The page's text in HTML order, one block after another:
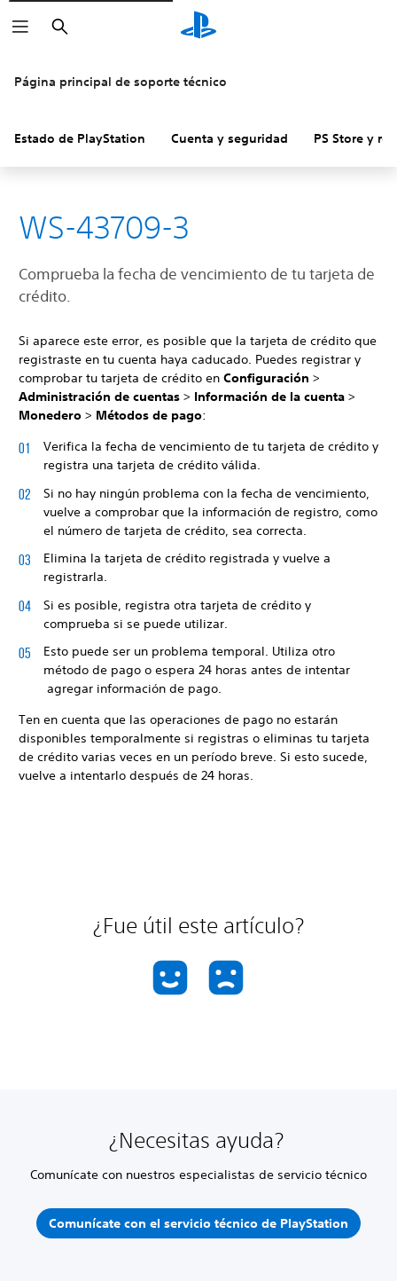
Buscar
Página principal de soporte técnico
Estado de PlayStation Cuenta y seguridad PS Store y
WS-43709-3
Comprueba la fecha de vencimiento de tu tarjeta de
crédito.
Si aparece este error, es posible que la tarjeta de crédito que
registraste en tu cuenta haya caducado. Puedes registrar y
comprobar tu tarjeta de crédito en Configuración >
Administración de cuentas > Información de la cuenta >
Monedero > Métodos de pago:
Verifica la fecha de vencimiento de tu tarjeta de crédito y
registra una tarjeta de crédito válida.
Si no hay ningún problema con la fecha de vencimiento,
vuelve a comprobar que la información de registro, como
el número de tarjeta de crédito, sea correcta.
Elimina la tarjeta de crédito registrada y vuelve a
registrarla.
Si es posible, registra otra tarjeta de crédito y
comprueba si se puede utilizar.
Esto puede ser un problema temporal. Utiliza otro
método de pago o espera 24 horas antes de intentar
agregar información de pago.
Ten en cuenta que las operaciones de pago no estarán
disponibles temporalmente si registras o eliminas tu tarjeta
de crédito varias veces en un período breve. Si esto sucede,
vuelve a intentarlo después de 24 horas.
¿Fue útil este artículo?
¿Necesitas ayuda?
Comunícate con nuestros especialistas de servicio técnico
Comunícate con el servicio técnico de PlayStation